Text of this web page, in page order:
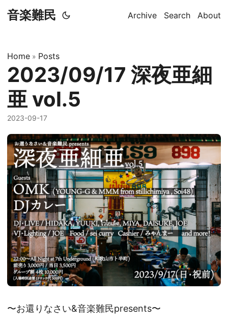
音楽難民 Archive Search About
Home » Posts
2023/09/17 深夜亜細
亜 vol.5
2023-09-17
〜お還りなさい&音楽難民presents〜